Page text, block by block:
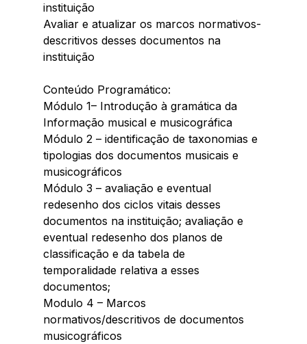
instituição
Avaliar e atualizar os marcos normativos-
descritivos desses documentos na
instituição
Conteúdo Programático:
Módulo 1– Introdução à gramática da
Informação musical e musicográfica
Módulo 2 – identificação de taxonomias e
tipologias dos documentos musicais e
musicográficos
Módulo 3 – avaliação e eventual
redesenho dos ciclos vitais desses
documentos na instituição; avaliação e
eventual redesenho dos planos de
classificação e da tabela de
temporalidade relativa a esses
documentos;
Modulo 4 – Marcos
normativos/descritivos de documentos
musicográficos